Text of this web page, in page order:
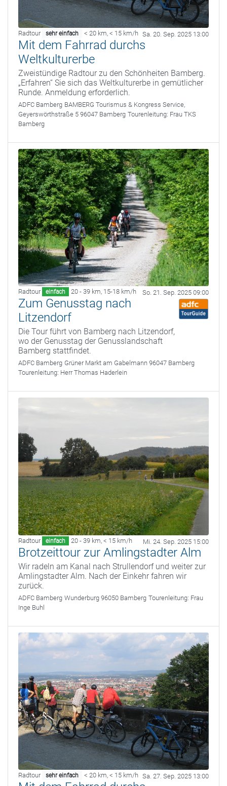
Radtour sehr einfach < 20 km, < 15 km/h Sa. 20. Sep. 2025 13:00
Mit dem Fahrrad durchs
Weltkulturerbe
Zweistündige Radtour zu den Schönheiten Bamberg.
„Erfahren“ Sie sich das Weltkulturerbe in gemütlicher
Runde. Anmeldung erforderlich.
ADFC Bamberg BAMBERG Tourismus & Kongress Service,
Geyerswörthstraße 5 96047 Bamberg Tourenleitung: Frau TKS
Bamberg
Radtour einfach 20 - 39 km, 15-18 km/h So. 21. Sep. 2025 09:00
Zum Genusstag nach
Litzendorf
Die Tour führt von Bamberg nach Litzendorf,
wo der Genusstag der Genusslandschaft
Bamberg stattfindet.
ADFC Bamberg Grüner Markt am Gabelmann 96047 Bamberg
Tourenleitung: Herr Thomas Haderlein
Radtour einfach 20 - 39 km, < 15 km/h Mi. 24. Sep. 2025 15:00
Brotzeittour zur Amlingstadter Alm
Wir radeln am Kanal nach Strullendorf und weiter zur
Amlingstadter Alm. Nach der Einkehr fahren wir
zurück.
ADFC Bamberg Wunderburg 96050 Bamberg Tourenleitung: Frau
Inge Buhl
Radtour sehr einfach < 20 km, < 15 km/h Sa. 27. Sep. 2025 13:00